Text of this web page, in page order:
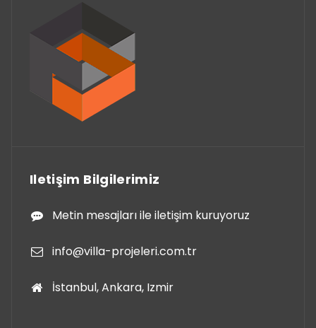
Iletişim Bilgilerimiz
Metin mesajları ile iletişim kuruyoruz
info@villa-projeleri.com.tr
İstanbul, Ankara, Izmir